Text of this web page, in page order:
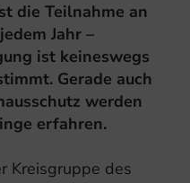
die Teilnahme an
Jahr –
ist keineswegs
Gerade auch
werden
erfahren.
Kreisgruppe des